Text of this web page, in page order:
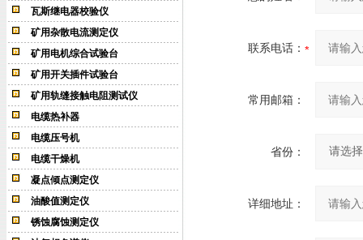
瓦斯继电器校验仪
矿用杂散电流测定仪
矿用电机综合试验台
矿用开关插件试验台
矿用轨缝接触电阻测试仪
电缆热补器
电缆压号机
电缆干燥机
凝点倾点测定仪
油酸值测定仪
锈蚀腐蚀测定仪
联系电话：
常用邮箱：
省份：
详细地址：